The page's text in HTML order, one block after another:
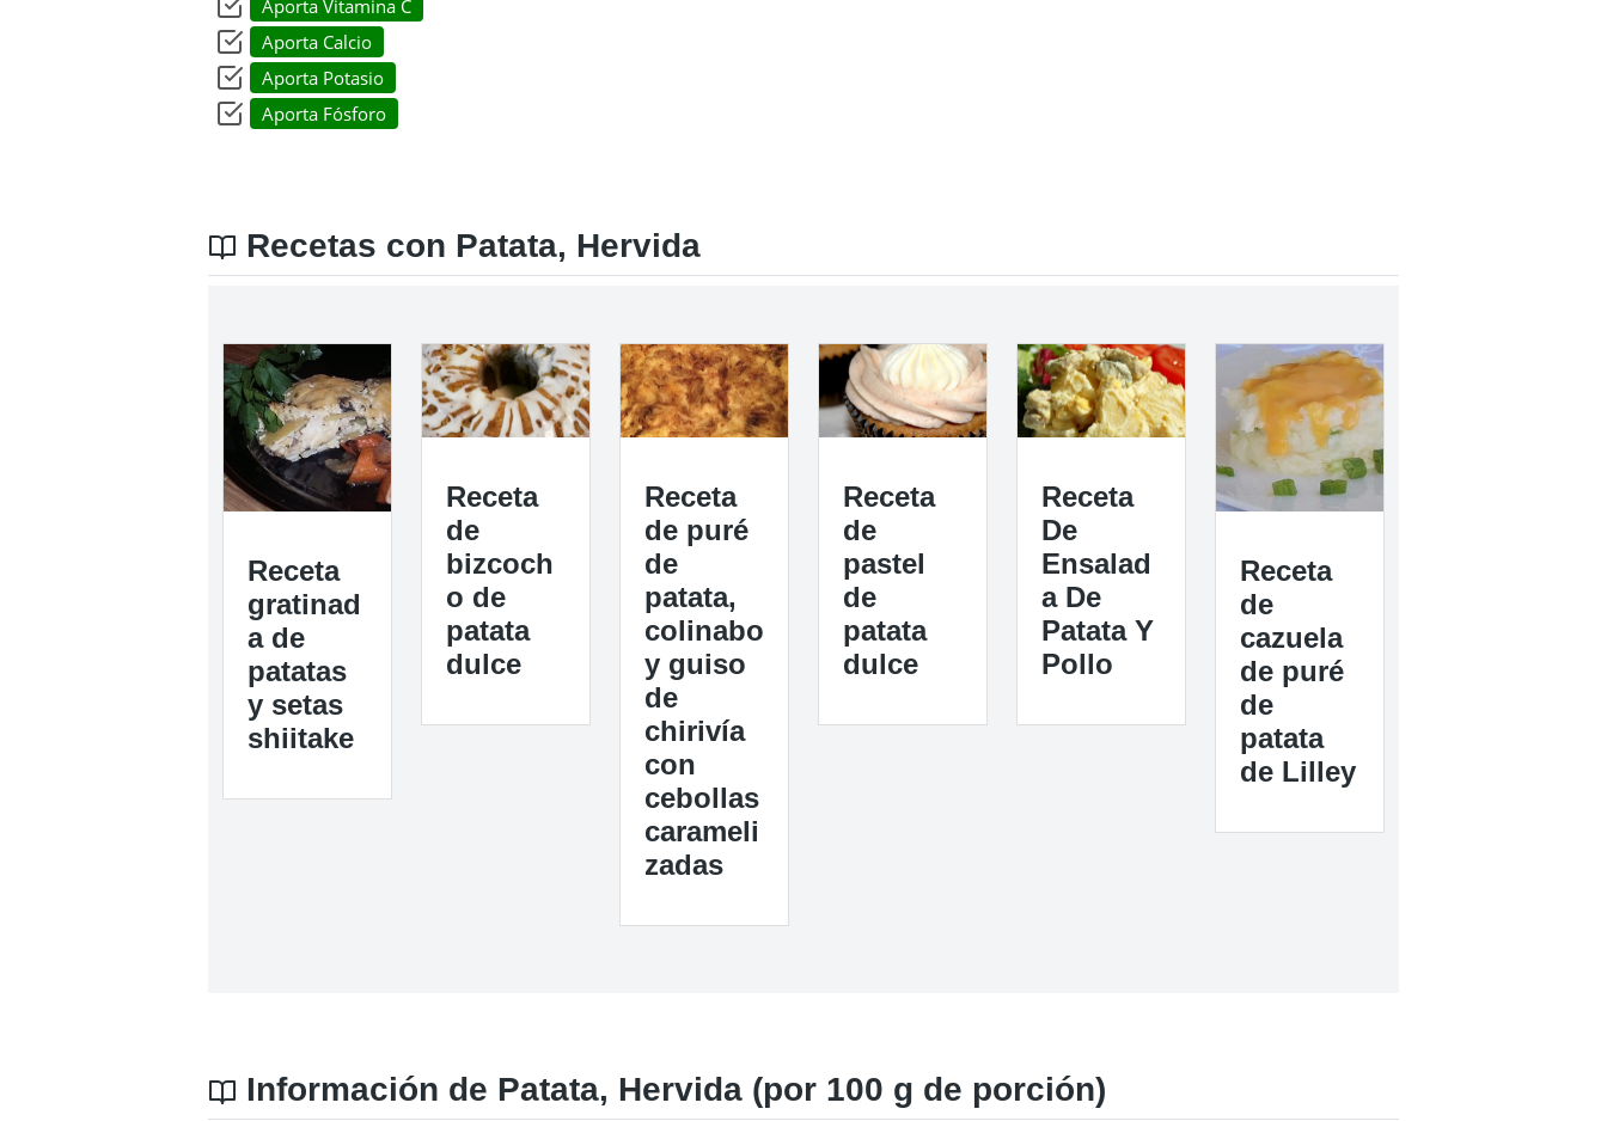
Aporta Vitamina C
Aporta Calcio
Aporta Potasio
Aporta Fósforo
Recetas con Patata, Hervida
Receta
gratinad
a de
patatas
y setas
shiitake
Receta
de
bizcoch
o de
patata
dulce
Receta
de puré
de
patata,
colinabo
y guiso
de
chirivía
con
cebollas
carameli
zadas
Receta
de
pastel
de
patata
dulce
Receta
De
Ensalad
a De
Patata Y
Pollo
Receta
de
cazuela
de puré
de
patata
de Lilley
Información de Patata, Hervida (por 100 g de porción)